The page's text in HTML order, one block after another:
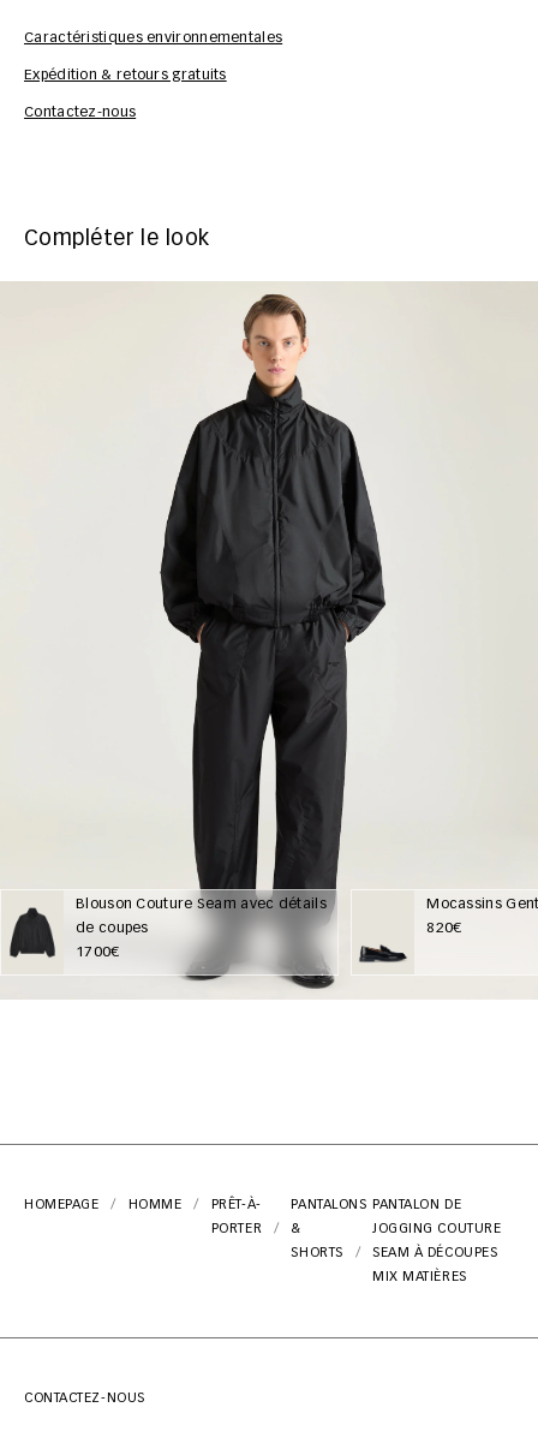
Caractéristiques environnementales
Expédition & retours gratuits
Contactez-nous
Compléter le look
Blouson Couture Seam avec détails
de coupes
1700€
Mocassins
820€
HOMEPAGE HOMME
PRÊT-À-
PORTER
PANTALONS
&
SHORTS
PANTALON DE
JOGGING COUTURE
SEAM À DÉCOUPES
MIX MATIÈRES
CONTACTEZ-NOUS